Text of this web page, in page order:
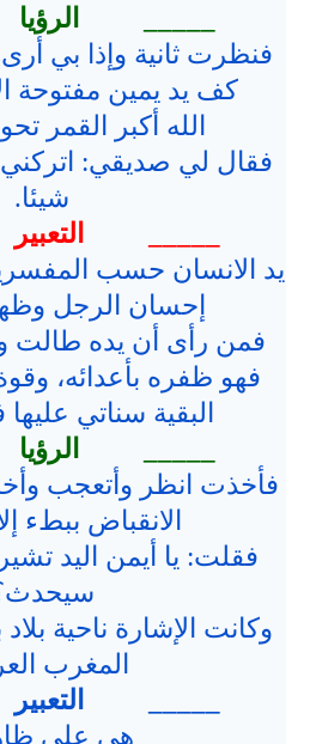
_____ الرؤيا
فنظرت ثانية وإذا بي
كف يد يمين مفتوحة
الله أكبر القمر
فقال لي صديقي:
شيئا.
_____
يد الانسان حسب
إحسان الرجل
فمن رأى أن يده طالت
فهو ظفره بأعدائه،
البقية سناتي
_____ الرؤيا
فأخذت انظر وأتعجب
الانقباض ببطء
فقلت: يا أيمن اليد
وكانت الإشارة ناحية
المغرب
_____
هي على